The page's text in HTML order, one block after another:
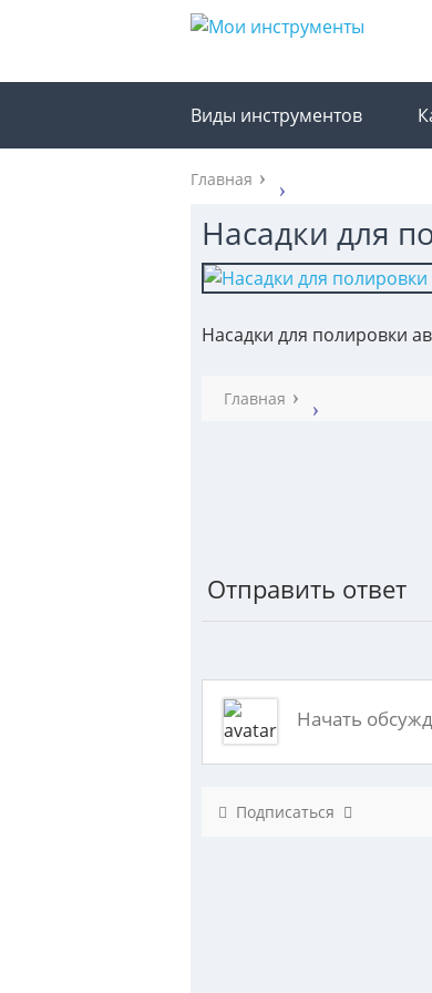
Виды инструментов
Главная
Насадки для
Насадки для полировки
Главная
Отправить ответ
Подписаться